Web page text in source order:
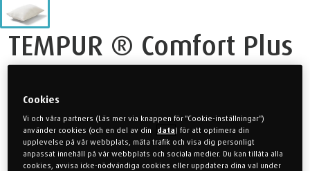
TEMPUR ® Comfort Plus
Liten och behändig kudde som kan användas i- eller utanför
sovrummet, på soffan, i bilen eller var som helst där du vill ha
det bekvämt.
Cookies
Vi och våra partners (Läs mer via knappen för "Cookie-inställningar")
använder cookies (och en del av din
data) för att optimera din
upplevelse på vår webbplats, mäta trafik och visa dig personligt
anpassat innehåll på vår webbplats och sociala medier. Du kan tillåta alla
cookies, avvisa icke-nödvändiga cookies eller uppdatera dina val under